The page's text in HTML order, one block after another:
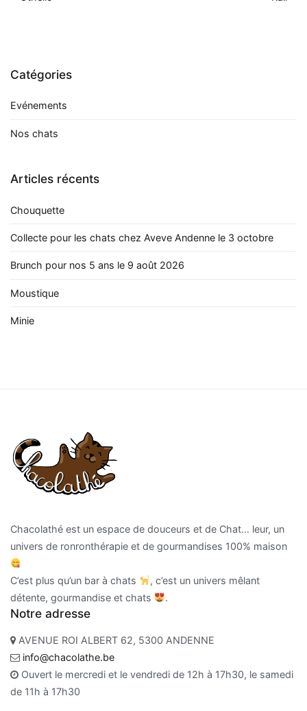
Catégories
Evénements
Nos chats
Articles récents
Chouquette
Collecte pour les chats chez Aveve Andenne le 3 octobre
Brunch pour nos 5 ans le 9 août 2026
Moustique
Minie
Chacolathé est un espace de douceurs et de Chat… leur, un
univers de ronronthérapie et de gourmandises 100% maison
C’est plus qu’un bar à chats
, c’est un univers mêlant
détente, gourmandise et chats
.
Notre adresse
AVENUE ROI ALBERT 62, 5300 ANDENNE
info@chacolathe.be
Ouvert le mercredi et le vendredi de 12h à 17h30, le samedi
de 11h à 17h30